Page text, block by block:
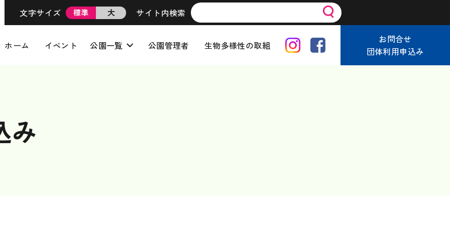
文字サイズ 標準 大 サイト内検索
ホーム イベント 公園一覧 公園管理者 生物多様性の取組
お問合せ
団体利用申込み
み